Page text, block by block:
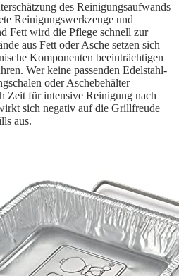
des Reinigungsaufwands
Reinigungswerkzeuge und
Fett wird die Pflege schnell zur
aus Fett oder Asche setzen sich
Komponenten beeinträchtigen
Wer keine passenden Edelstahl-
oder Aschebehälter
Zeit für intensive Reinigung nach
sich negativ auf die Grillfreude
aus.